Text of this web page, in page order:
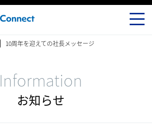
10周年を迎えての社長メッセージ
Information
お知らせ